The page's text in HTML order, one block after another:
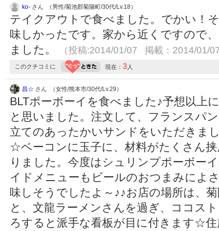
ko- さん （男性/菊池郡菊陽町/30代/Lv.18）
テイクアウトで食べました。でかい！
味しかったです。家から近くですので
ました。
（投稿:2014/01/07 掲載：2014/01/
このクチコミに 現在： 3人
昌☆ さん （女性/熊本市/30代/Lv.29）
BLTポーボーイを食べました♪予想以上
と思いました。注文して、フランスパ
立てのあったかいサンドをいただきま
☆ベーコンに玉子に、材料がたくさん
りました。今度はシュリンプポーボー
イドメニューもビールのおつまみによ
味しそうでしたよ～♪♪お店の場所は、
と、文龍ラーメンさんを過ぎ、ココス
ろすると派手な看板が目に付きます☆